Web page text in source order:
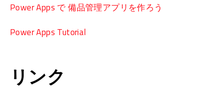
Power Apps で 備品管理アプリを作ろう
Power Apps Tutorial
リンク